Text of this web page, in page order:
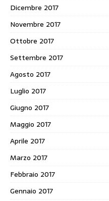
Dicembre 2017
Novembre 2017
Ottobre 2017
Settembre 2017
Agosto 2017
Luglio 2017
Giugno 2017
Maggio 2017
Aprile 2017
Marzo 2017
Febbraio 2017
Gennaio 2017